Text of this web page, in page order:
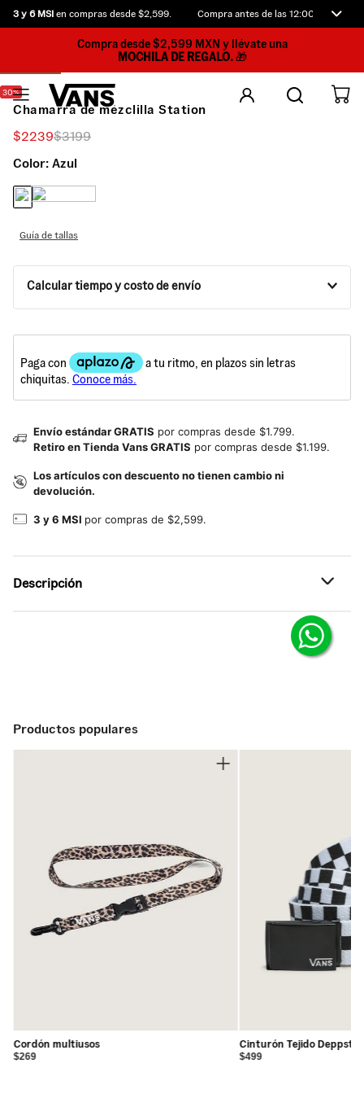
3 y 6 MSIen compras desde $2,599. Compra antes de las 12:00 p.m. y
Compra desde $2,599 MXN y llévate una
MOCHILA DE REGALO.🎁
30%
Chamarra de mezclilla Station
$2239$3199
Color:Azul
Guía de tallas
Calcular tiempo y costo de envío
Envío estándar GRATIS por compras desde $1.799.
Retiro en Tienda Vans GRATIS por compras desde $1.199.
Los artículos con descuento no tienen cambio ni
devolución.
3 y 6 MSI por compras de $2,599.
Descripción
protegerte del clima sin cargar demasiado tu outfit.
Productos populares
Cordón multiusos
$269
Cinturón Tejido Deppster
$499